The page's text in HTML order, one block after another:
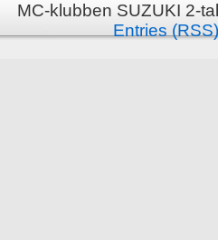
MC-klubben SUZUKI 2-
Entries (RSS)